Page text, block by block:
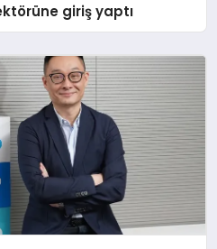
giriş yaptı